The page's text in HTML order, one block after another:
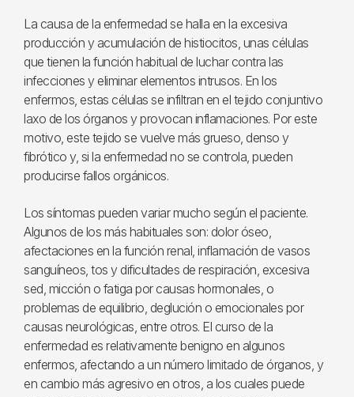
La causa de la enfermedad se halla en la excesiva
producción y acumulación de histiocitos, unas células
que tienen la función habitual de luchar contra las
infecciones y eliminar elementos intrusos. En los
enfermos, estas células se infiltran en el tejido conjuntivo
laxo de los órganos y provocan inflamaciones. Por este
motivo, este tejido se vuelve más grueso, denso y
fibrótico y, si la enfermedad no se controla, pueden
producirse fallos orgánicos.
Los síntomas pueden variar mucho según el paciente.
Algunos de los más habituales son: dolor óseo,
afectaciones en la función renal, inflamación de vasos
sanguíneos, tos y dificultades de respiración, excesiva
sed, micción o fatiga por causas hormonales, o
problemas de equilibrio, deglución o emocionales por
causas neurológicas, entre otros. El curso de la
enfermedad es relativamente benigno en algunos
enfermos, afectando a un número limitado de órganos, y
en cambio más agresivo en otros, a los cuales puede